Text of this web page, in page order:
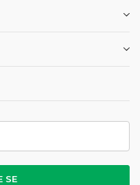
SE